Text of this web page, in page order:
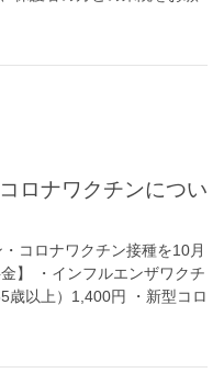
ロナワクチンについ
コロナワクチン接種を10月
】 ・インフルエンザワクチ
以上）1,400円 ・新型コロ